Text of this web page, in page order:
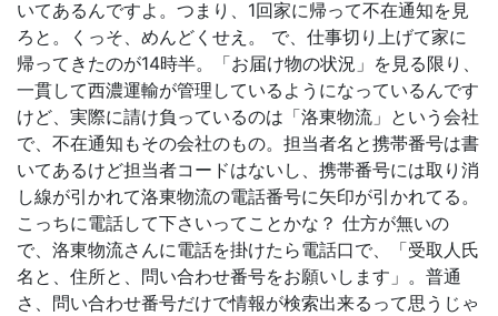
いてあるんですよ。つまり、1回家に帰って不在通知を見
ろと。くっそ、めんどくせえ。 で、仕事切り上げて家に
帰ってきたのが14時半。「お届け物の状況」を見る限り、
一貫して西濃運輸が管理しているようになっているんです
けど、実際に請け負っているのは「洛東物流」という会社
で、不在通知もその会社のもの。担当者名と携帯番号は書
いてあるけど担当者コードはないし、携帯番号には取り消
し線が引かれて洛東物流の電話番号に矢印が引かれてる。
こっちに電話して下さいってことかな？ 仕方が無いの
で、洛東物流さんに電話を掛けたら電話口で、「受取人氏
名と、住所と、問い合わせ番号をお願いします」。普通
さ、問い合わせ番号だけで情報が検索出来るって思うじゃ